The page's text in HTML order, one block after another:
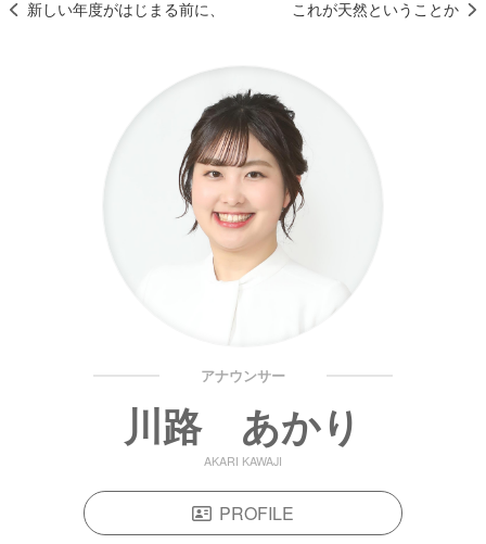
新しい年度がはじまる前に、 これが天然ということか
アナウンサー
川路 あかり
AKARI KAWAJI
PROFILE